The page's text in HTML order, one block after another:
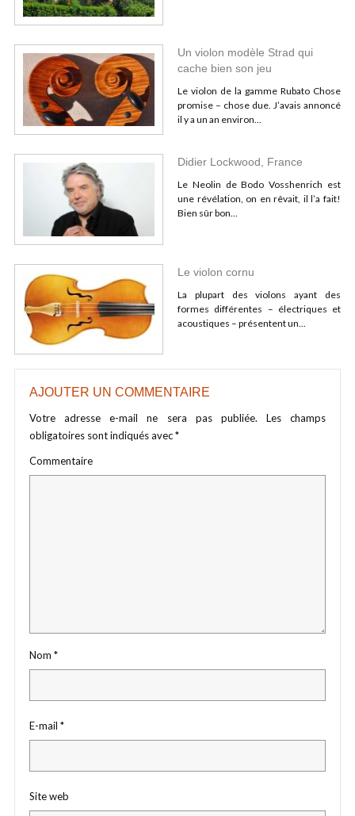
Un violon modèle Strad qui
cache bien son jeu
Le violon de la gamme Rubato Chose
promise – chose due. J’avais annoncé
il y a un an environ...
Didier Lockwood, France
Le Neolin de Bodo Vosshenrich est
une révélation, on en rêvait, il l’a fait!
Bien sûr bon...
Le violon cornu
La plupart des violons ayant des
formes différentes – électriques et
acoustiques – présentent un...
AJOUTER UN COMMENTAIRE
Votre adresse e-mail ne sera pas publiée. Les champs
obligatoires sont indiqués avec*
Commentaire
Nom *
E-mail *
Site web